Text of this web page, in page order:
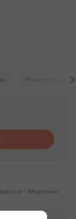
Психология и
#Различия